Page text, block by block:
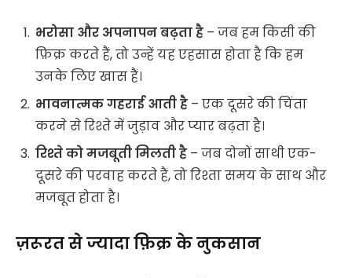
भरोसा और अपनापन बढ़ता है – जब हम किसी की
फ़िक्र करते हैं, तो उन्हें यह एहसास होता है कि हम
उनके लिए खास हैं।
भावनात्मक गहराई आती है – एक दूसरे की चिंता
करने से रिश्ते में जुड़ाव और प्यार बढ़ता है।
रिश्ते को मजबूती मिलती है – जब दोनों साथी एक-
दूसरे की परवाह करते हैं, तो रिश्ता समय के साथ और
मजबूत होता है।
ज़रूरत से ज्यादा फ़िक्र के नुकसान